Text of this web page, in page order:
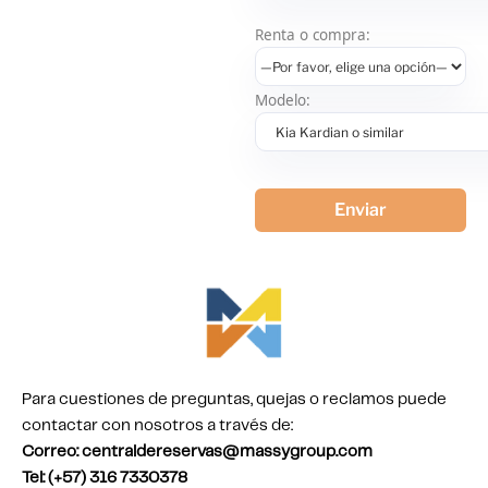
Renta o compra:
Modelo:
Para cuestiones de preguntas, quejas o reclamos puede
contactar con nosotros a través de:
Correo: centraldereservas@massygroup.com
Tel: (+57) 316 7330378